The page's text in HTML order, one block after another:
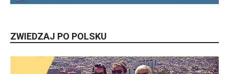
ZWIEDZAJ PO POLSKU